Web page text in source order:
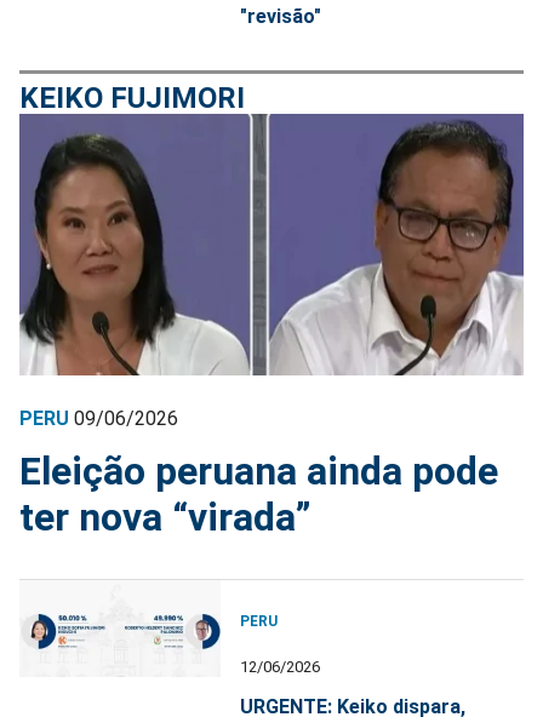
"revisão"
KEIKO FUJIMORI
PERU 09/06/2026
Eleição peruana ainda pode
ter nova “virada”
PERU
12/06/2026
URGENTE: Keiko dispara,